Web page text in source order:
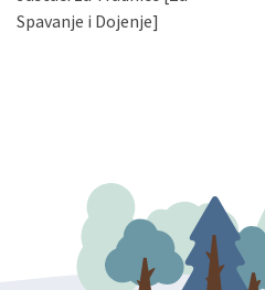
gore navedenu adresu ili e-
Spavanje i Dojenje]